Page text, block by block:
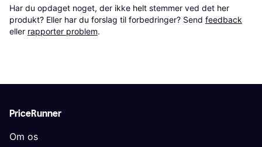
Har du opdaget noget, der ikke helt stemmer ved det her
produkt? Eller har du forslag til forbedringer? Send feedback
eller rapporter problem.
PriceRunner
Om os